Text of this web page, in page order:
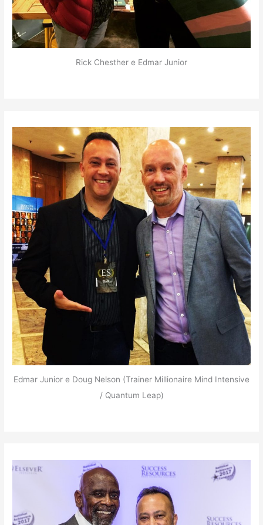
Rick Chesther e Edmar Junior
Edmar Junior e Doug Nelson (Trainer Millionaire Mind Intensive
/ Quantum Leap)